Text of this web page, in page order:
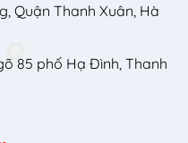
Quận Thanh Xuân, Hà
85 phố Hạ Đình, Thanh